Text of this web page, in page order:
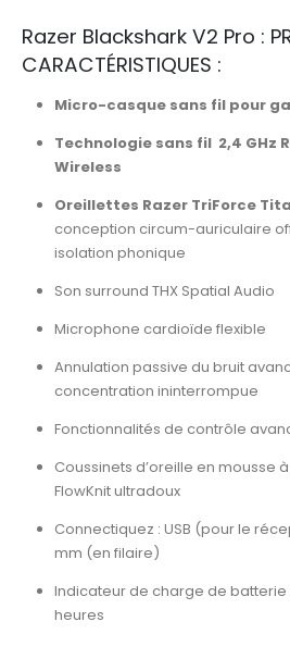
Razer Blackshark V2 Pro :
CARACTÉRISTIQUES :
Micro-casque sans fil pour
Technologie sans fil 2,4 GHz
Wireless
Oreillettes Razer TriForce
conception circum-auriculaire
isolation phonique
Son surround THX Spatial Audio
Microphone cardioïde flexible
Annulation passive du bruit
concentration ininterrompue
Fonctionnalités de contrôle
Coussinets d’oreille en mousse
FlowKnit ultradoux
Connectiquez : USB (pour le
mm (en filaire)
Indicateur de charge de batterie
heures